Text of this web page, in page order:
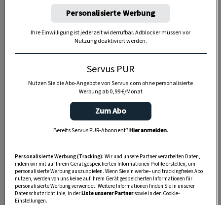
Anzeige
Personalisierte Werbung
Ihre Einwilligung ist jederzeit widerrufbar. Adblocker müssen vor
Nutzung deaktiviert werden.
Servus PUR
Nutzen Sie die Abo-Angebote von Servus.com ohne personalisierte
Werbung ab 0,99 €/Monat
Zum Abo
Bereits Servus PUR-Abonnent?Hier anmelden.
Personalisierte Werbung (Tracking): Wir und unsere Partner verarbeiten Daten,
indem wir mit auf Ihrem Gerät gespeicherten Informationen Profile erstellen, um
personalisierte Werbung auszuspielen. Wenn Sie ein werbe– und trackingfreies Abo
nutzen, werden von uns keine auf Ihrem Gerät gespeicherten Informationen für
personalisierte Werbung verwendet. Weitere Informationen finden Sie in unserer
Datenschutzrichtlinie, in derListe unserer Partnersowie in den Cookie-
Einstellungen.